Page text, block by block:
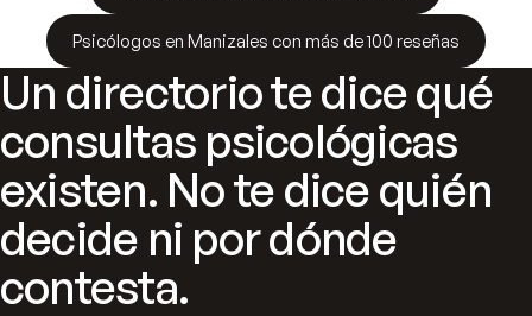
Psicólogos en Manizales con más de 100 reseñas
Un directorio te dice qué
consultas psicológicas
existen. No te dice quién
decide ni por dónde
contesta.